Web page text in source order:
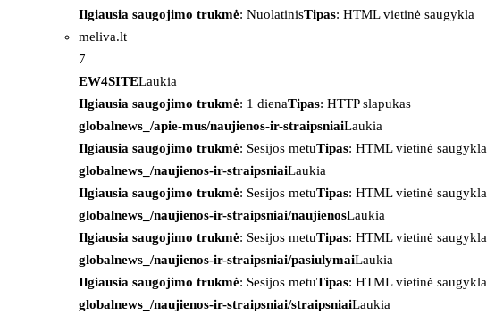
Ilgiausia saugojimo trukmė: NuolatinisTipas: HTML vietinė saugykla
meliva.lt
7
EW4SITELaukia
Ilgiausia saugojimo trukmė: 1 dienaTipas: HTTP slapukas
globalnews_/apie-mus/naujienos-ir-straipsniaiLaukia
Ilgiausia saugojimo trukmė: Sesijos metuTipas: HTML vietinė saugykla
globalnews_/naujienos-ir-straipsniaiLaukia
Ilgiausia saugojimo trukmė: Sesijos metuTipas: HTML vietinė saugykla
globalnews_/naujienos-ir-straipsniai/naujienosLaukia
Ilgiausia saugojimo trukmė: Sesijos metuTipas: HTML vietinė saugykla
globalnews_/naujienos-ir-straipsniai/pasiulymaiLaukia
Ilgiausia saugojimo trukmė: Sesijos metuTipas: HTML vietinė saugykla
globalnews_/naujienos-ir-straipsniai/straipsniaiLaukia